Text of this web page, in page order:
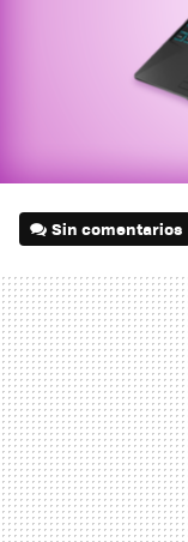
Sin comentarios